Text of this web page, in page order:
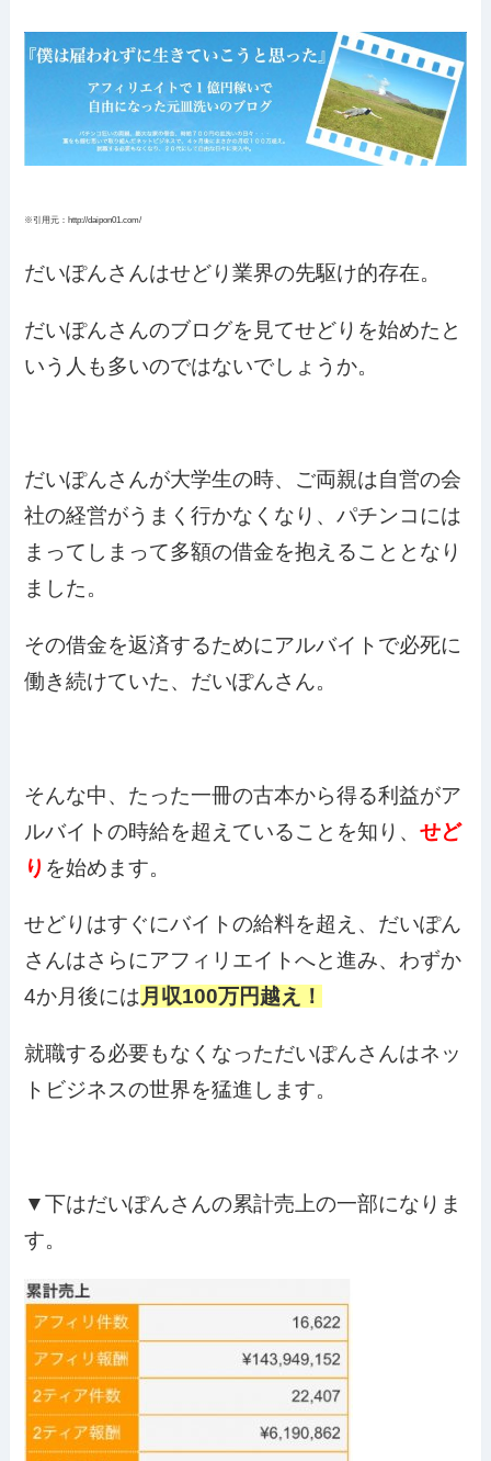
※引用元：http://daipon01.com/
だいぽんさんはせどり業界の先駆け的存在。
だいぽんさんのブログを見てせどりを始めたと
いう人も多いのではないでしょうか。
だいぽんさんが大学生の時、ご両親は自営の会
社の経営がうまく行かなくなり、パチンコには
まってしまって多額の借金を抱えることとなり
ました。
その借金を返済するためにアルバイトで必死に
働き続けていた、だいぽんさん。
そんな中、たった一冊の古本から得る利益がア
ルバイトの時給を超えていることを知り、せど
り を始めます。
せどりはすぐにバイトの給料を超え、だいぽん
さんはさらにアフィリエイトへと進み、わずか
4か月後には月収100万円越え！
就職する必要もなくなっただいぽんさんはネッ
トビジネスの世界を猛進します。
▼下はだいぽんさんの累計売上の一部になりま
す。